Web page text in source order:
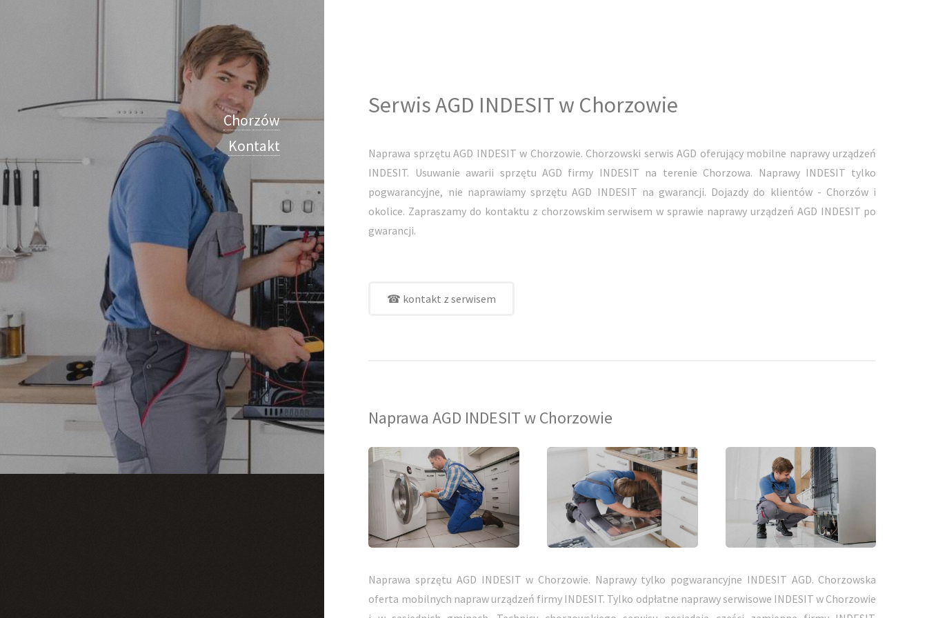
Chorzów
Kontakt
Serwis AGD INDESIT w Chorzowie
Naprawa sprzętu AGD INDESIT w Chorzowie. Chorzowski serwis AGD oferujący mobilne naprawy urządzeń
INDESIT. Usuwanie awarii sprzętu AGD firmy INDESIT na terenie Chorzowa. Naprawy INDESIT tylko
pogwarancyjne, nie naprawiamy sprzętu AGD INDESIT na gwarancji. Dojazdy do klientów - Chorzów i
okolice. Zapraszamy do kontaktu z chorzowskim serwisem w sprawie naprawy urządzeń AGD INDESIT po
gwarancji.
☎ kontakt z serwisem
Naprawa AGD INDESIT w Chorzowie
Naprawa sprzętu AGD INDESIT w Chorzowie. Naprawy tylko pogwarancyjne INDESIT AGD. Chorzowska
oferta mobilnych napraw urządzeń firmy INDESIT. Tylko odpłatne naprawy serwisowe INDESIT w Chorzowie